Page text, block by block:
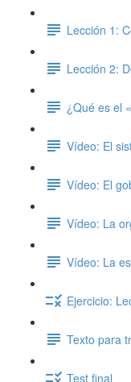
Lección 1:
Lección 2:
¿Qué es el
Vídeo: El
Vídeo: El
Vídeo: La
Vídeo: La
Ejercicio:
Texto para
Test final